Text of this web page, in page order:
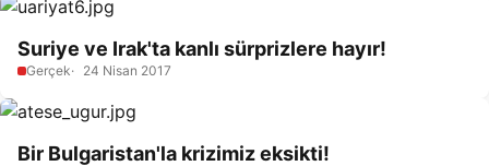
Suriye ve Irak'ta kanlı sürprizlere hayır!
Gerçek 24 Nisan 2017
Bir Bulgaristan'la krizimiz eksikti!